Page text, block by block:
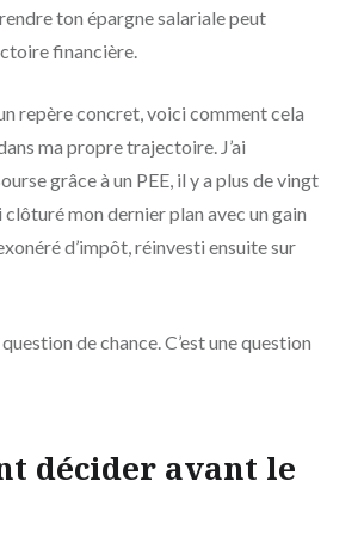
ton épargne salariale peut
financière.
repère concret, voici comment cela
ma propre trajectoire. J’ai
grâce à un PEE, il y a plus de vingt
clôturé mon dernier plan avec un gain
d’impôt, réinvesti ensuite sur
question de chance. C’est une question
décider avant le